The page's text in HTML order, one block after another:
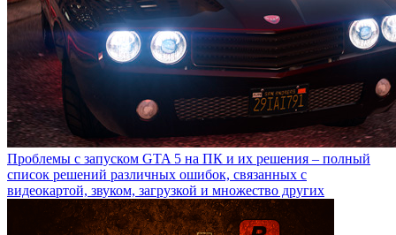
Проблемы с запуском GTA 5 на ПК и их решения – полный
список решений различных ошибок, связанных с
видеокартой, звуком, загрузкой и множество других